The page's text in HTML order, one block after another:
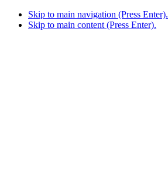
Skip to main navigation (Press Enter).
Skip to main content (Press Enter).